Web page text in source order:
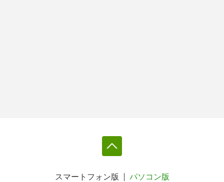
スマートフォン版 パソコン版